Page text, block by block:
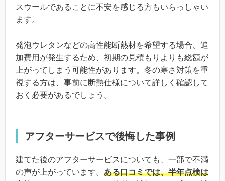
スウールであることに不安を感じる方もいらっしゃい
ます。
発泡ウレタンなどの高性能断熱材を希望する場合、追
加費用が発生するため、初期の見積もりよりも総額が
上がってしまう可能性があります。冬の寒さ対策を重
視する方は、事前に断熱仕様について詳しく確認して
おく必要があるでしょう。
アフターサービスで後悔した事例
建てた後のアフターサービスについても、一部で不満
の声が上がっています。 ある口コミでは、半年点検は